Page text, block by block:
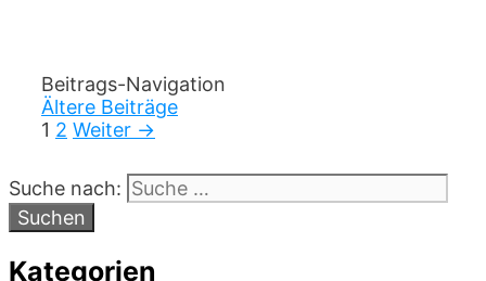
Beitrags-Navigation
Ältere Beiträge
1 2 Weiter →
Suche nach:
Kategorien